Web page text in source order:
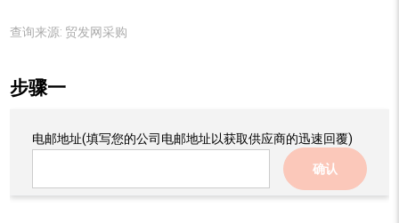
查询来源: 贸发网采购
步骤一
电邮地址(填写您的公司电邮地址以获取供应商的迅速回覆)
确认